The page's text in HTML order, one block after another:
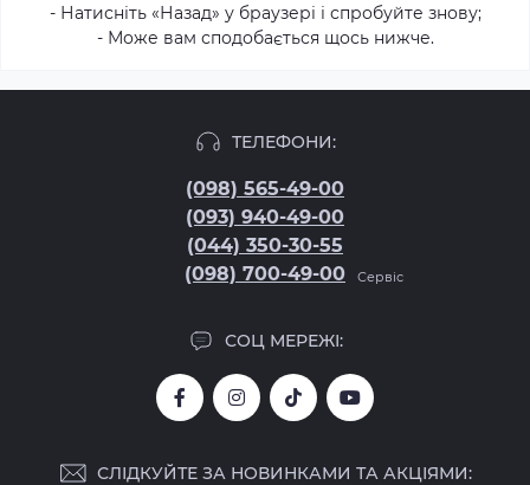
- Натисніть «Назад» у браузері і спробуйте знову;
- Може вам сподобається щось нижче.
ТЕЛЕФОНИ:
(098) 565-49-00
(093) 940-49-00
(044) 350-30-55
(098) 700-49-00
Сервіс
СОЦ МЕРЕЖІ:
СЛІДКУЙТЕ ЗА НОВИНКАМИ ТА АКЦІЯМИ: